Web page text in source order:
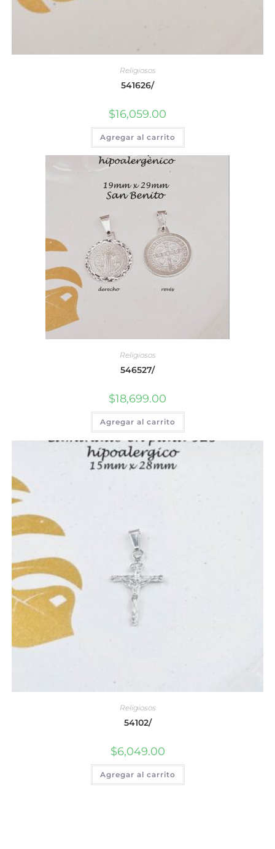
Religiosos
541626/
$16,059.00
Agregar al carrito
Religiosos
546527/
$18,699.00
Agregar al carrito
Religiosos
54102/
$6,049.00
Agregar al carrito